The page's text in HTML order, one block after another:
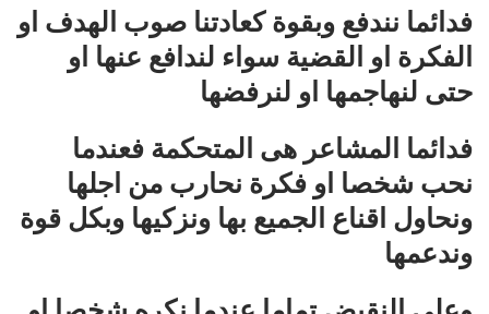
فدائما نندفع وبقوة كعادتنا صوب الهدف او
الفكرة او القضية سواء لندافع عنها او
حتى لنهاجمها او لنرفضها
فدائما المشاعر هى المتحكمة فعندما
نحب شخصا او فكرة نحارب من اجلها
ونحاول اقناع الجميع بها ونزكيها وبكل قوة
وندعمها